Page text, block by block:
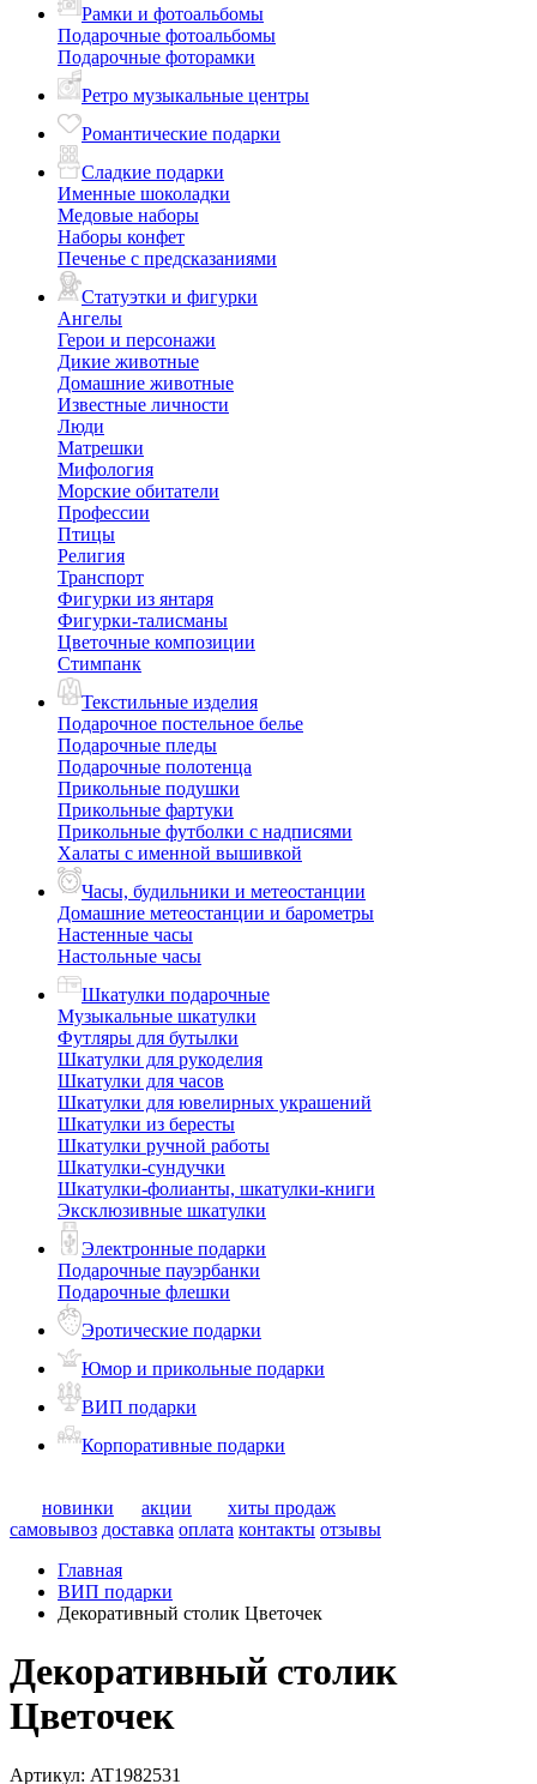
Рамки и фотоальбомы
Подарочные фотоальбомы
Подарочные фоторамки
Ретро музыкальные центры
Романтические подарки
Сладкие подарки
Именные шоколадки
Медовые наборы
Наборы конфет
Печенье с предсказаниями
Статуэтки и фигурки
Ангелы
Герои и персонажи
Дикие животные
Домашние животные
Известные личности
Люди
Матрешки
Мифология
Морские обитатели
Профессии
Птицы
Религия
Транспорт
Фигурки из янтаря
Фигурки-талисманы
Цветочные композиции
Стимпанк
Текстильные изделия
Подарочное постельное белье
Подарочные пледы
Подарочные полотенца
Прикольные подушки
Прикольные фартуки
Прикольные футболки с надписями
Халаты с именной вышивкой
Часы, будильники и метеостанции
Домашние метеостанции и барометры
Настенные часы
Настольные часы
Шкатулки подарочные
Музыкальные шкатулки
Футляры для бутылки
Шкатулки для рукоделия
Шкатулки для часов
Шкатулки для ювелирных украшений
Шкатулки из бересты
Шкатулки ручной работы
Шкатулки-сундучки
Шкатулки-фолианты, шкатулки-книги
Эксклюзивные шкатулки
Электронные подарки
Подарочные пауэрбанки
Подарочные флешки
Эротические подарки
Юмор и прикольные подарки
ВИП подарки
Корпоративные подарки
новинки акции
хиты продаж
самовывоз доставка оплата контакты отзывы
Главная
ВИП подарки
Декоративный столик Цветочек
Декоративный столик
Цветочек
Артикул: AT1982531